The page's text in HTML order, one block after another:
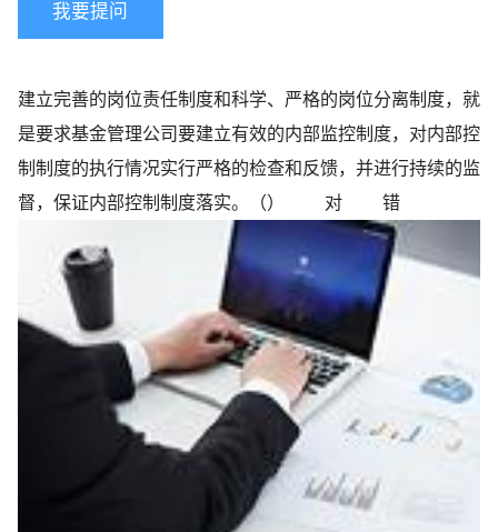
我要提问
建立完善的岗位责任制度和科学、严格的岗位分离制度，就
是要求基金管理公司要建立有效的内部监控制度，对内部控
制制度的执行情况实行严格的检查和反馈，并进行持续的监
督，保证内部控制制度落实。（） 对 错